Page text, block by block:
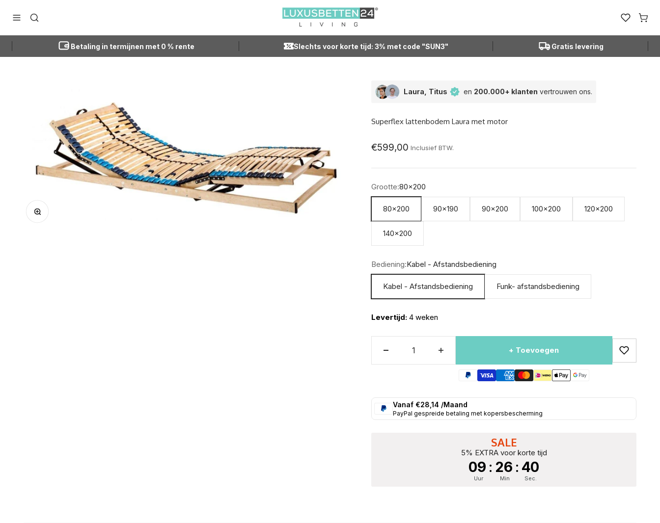
Navigatiemenu openen
Zoeken openen
Luxusbetten24
Open
Betaling in termijnen met 0 % rente Slechts voor korte tijd: 3% met code "SUN3" Gratis levering
Afbeelding vergroten
Laura, Titus en 200.000+ klanten vertrouwen ons.
Superflex lattenbodem Laura met motor
Aanbod
€599,00 Inclusief BTW.
Grootte:80x200
80x200 90x190 90x200 100x200 120x200
140x200
Bediening:Kabel - Afstandsbediening
Kabel - Afstandsbediening Funk- afstandsbediening
Levertijd: 4 weken
+ Toevoegen
Vanaf €28,14 /Maand
PayPal gespreide betaling met kopersbescherming
SALE
5% EXTRA voor korte tijd
09 : 26 : 39
Uur Min Sec.